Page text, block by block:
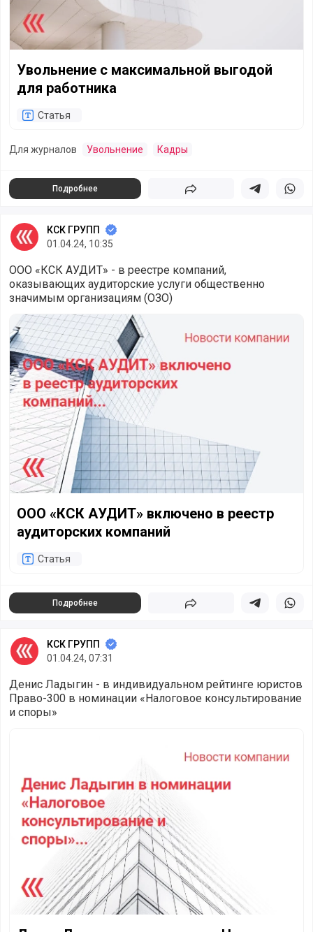
Увольнение с максимальной выгодой
для работника
Статья
Для журналов Увольнение Кадры
Подробнее Поделиться Поделиться в
КСК ГРУПП
01.04.24, 10:35
ООО «КСК АУДИТ» - в реестре компаний,
оказывающих аудиторские услуги общественно
значимым организациям (ОЗО)
ООО «КСК АУДИТ» включено в реестр аудиторских
ООО «КСК АУДИТ» включено в реестр
аудиторских компаний
Статья
Подробнее Поделиться Поделиться в
КСК ГРУПП
01.04.24, 07:31
Денис Ладыгин - в индивидуальном рейтинге юристов
Право-300 в номинации «Налоговое консультирование
и споры»